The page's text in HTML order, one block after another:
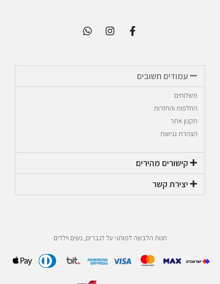
עמודים חשובים
משלוחים
החלפות והחזרות
תקנון אתר
הצהרת נגישות
קישורים מהירים​
יצירת קשר​
חנות הלבשה למותגי על לגברים, נשים וילדים